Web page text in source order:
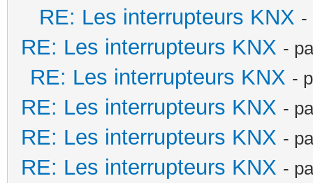
RE: Les interrupteurs KNX -
RE: Les interrupteurs KNX -
RE: Les interrupteurs KNX -
RE: Les interrupteurs KNX -
RE: Les interrupteurs KNX -
RE: Les interrupteurs KNX -